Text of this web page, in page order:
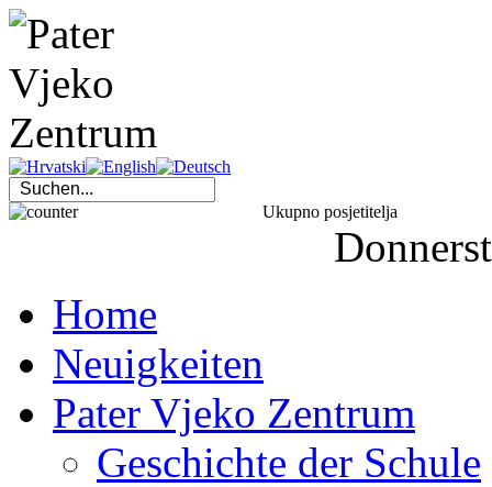
Ukupno posjetitelja
Home
Neuigkeiten
Pater Vjeko Zentrum
Geschichte der Schule